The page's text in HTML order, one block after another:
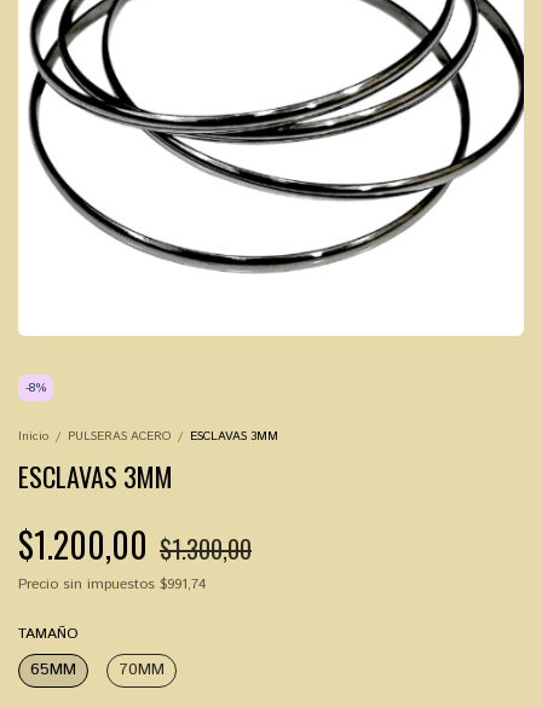
-8%
Inicio / PULSERAS ACERO / ESCLAVAS 3MM
ESCLAVAS 3MM
$1.200,00 $1.300,00
Precio sin impuestos $991,74
TAMAÑO
65MM 70MM